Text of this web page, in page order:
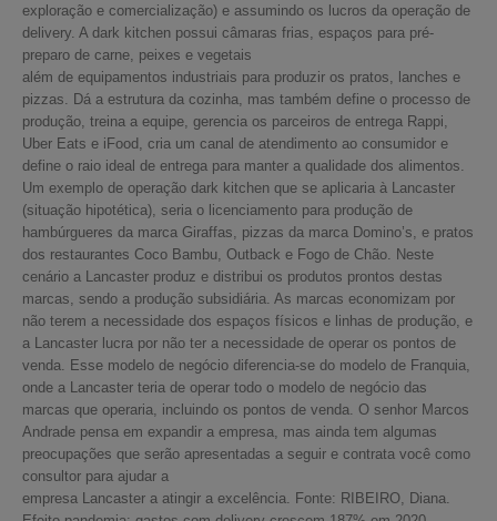
exploração e comercialização) e assumindo os lucros da operação de
delivery. A dark kitchen possui câmaras frias, espaços para pré-
preparo de carne, peixes e vegetais
além de equipamentos industriais para produzir os pratos, lanches e
pizzas. Dá a estrutura da cozinha, mas também define o processo de
produção, treina a equipe, gerencia os parceiros de entrega Rappi,
Uber Eats e iFood, cria um canal de atendimento ao consumidor e
define o raio ideal de entrega para manter a qualidade dos alimentos.
Um exemplo de operação dark kitchen que se aplicaria à Lancaster
(situação hipotética), seria o licenciamento para produção de
hambúrgueres da marca Giraffas, pizzas da marca Domino’s, e pratos
dos restaurantes Coco Bambu, Outback e Fogo de Chão. Neste
cenário a Lancaster produz e distribui os produtos prontos destas
marcas, sendo a produção subsidiária. As marcas economizam por
não terem a necessidade dos espaços físicos e linhas de produção, e
a Lancaster lucra por não ter a necessidade de operar os pontos de
venda. Esse modelo de negócio diferencia-se do modelo de Franquia,
onde a Lancaster teria de operar todo o modelo de negócio das
marcas que operaria, incluindo os pontos de venda. O senhor Marcos
Andrade pensa em expandir a empresa, mas ainda tem algumas
preocupações que serão apresentadas a seguir e contrata você como
consultor para ajudar a
empresa Lancaster a atingir a excelência. Fonte: RIBEIRO, Diana.